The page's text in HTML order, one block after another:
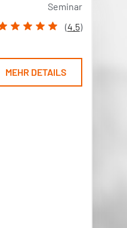
Seminar
(4.5)
MEHR DETAILS